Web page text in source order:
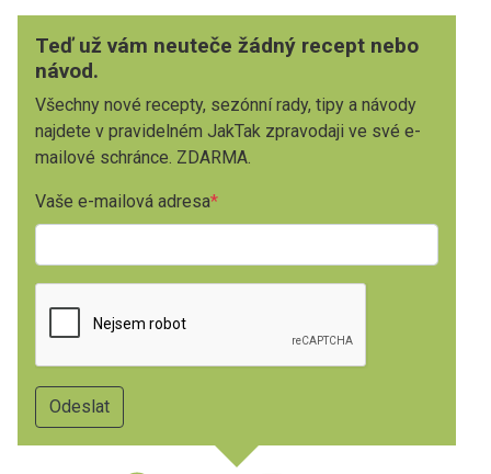
Teď už vám neuteče žádný recept nebo
návod.
Všechny nové recepty, sezónní rady, tipy a návody
najdete v pravidelném JakTak zpravodaji ve své e-
mailové schránce. ZDARMA.
Vaše e-mailová adresa